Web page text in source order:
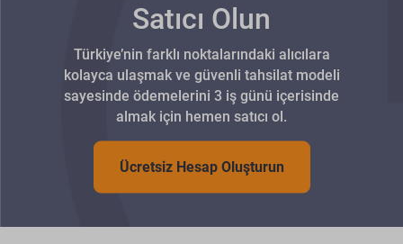
Satıcı Olun
Türkiye’nin farklı noktalarındaki alıcılara
kolayca ulaşmak ve güvenli tahsilat modeli
sayesinde ödemelerini 3 iş günü içerisinde
almak için hemen satıcı ol.
Ücretsiz Hesap Oluşturun